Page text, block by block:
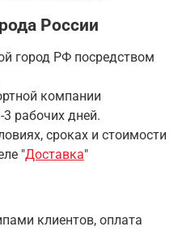
России
город РФ посредством
компании
3 рабочих дней.
сроках и стоимости
"Доставка"
клиентов, оплата